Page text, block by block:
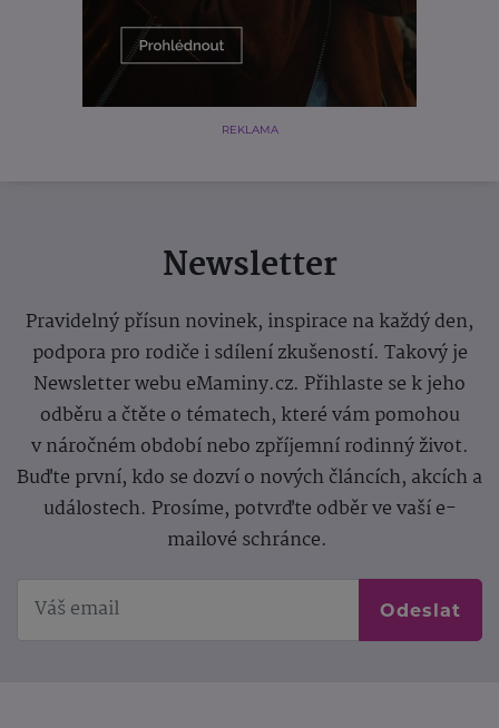
REKLAMA
Newsletter
Pravidelný přísun novinek, inspirace na každý den,
podpora pro rodiče i sdílení zkušeností. Takový je
Newsletter webu eMaminy.cz. Přihlaste se k jeho
odběru a čtěte o tématech, které vám pomohou
v náročném období nebo zpříjemní rodinný život.
Buďte první, kdo se dozví o nových článcích, akcích a
událostech. Prosíme, potvrďte odběr ve vaší e-
mailové schránce.
Odeslat